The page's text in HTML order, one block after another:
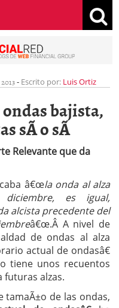
- Escrito por: Luis Ortiz
bajista,
sÃ­ o sÃ­
Relevante que da
â€œla onda al alza
es igual,
alcista precedente del
â€œ.Â A nivel de
de ondas al alza
actual de ondasâ€
tiene unos recuentos
alzas.
tamaÃ±o de las ondas,